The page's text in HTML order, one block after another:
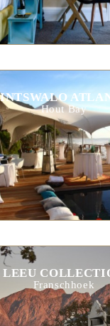
Hout Bay
LEEU
Franschhoek